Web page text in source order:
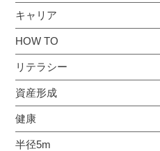
キャリア
HOW TO
リテラシー
資産形成
健康
半径5m